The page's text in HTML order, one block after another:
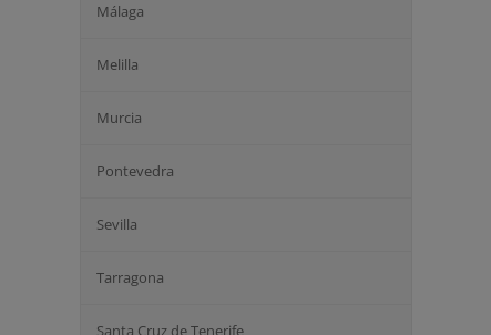
Málaga
Melilla
Murcia
Pontevedra
Sevilla
Tarragona
Santa Cruz de Tenerife